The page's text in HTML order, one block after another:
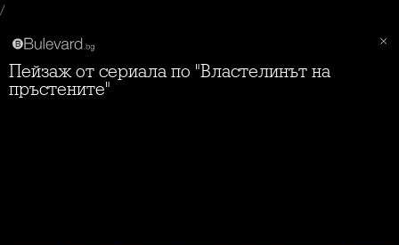
/
Пейзаж от сериала по "Властелинът на
пръстените"